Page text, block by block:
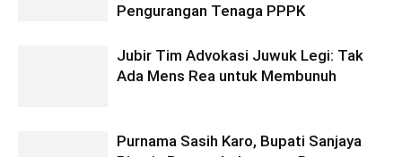
Pengurangan Tenaga PPPK
Jubir Tim Advokasi Juwuk Legi: Tak
Ada Mens Rea untuk Membunuh
Purnama Sasih Karo, Bupati Sanjaya